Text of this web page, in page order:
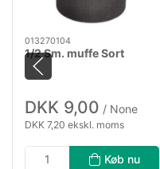
013270104
1/2 Sm. muffe Sort
DKK 9,00 / None
DKK 7,20 ekskl. moms
Køb nu